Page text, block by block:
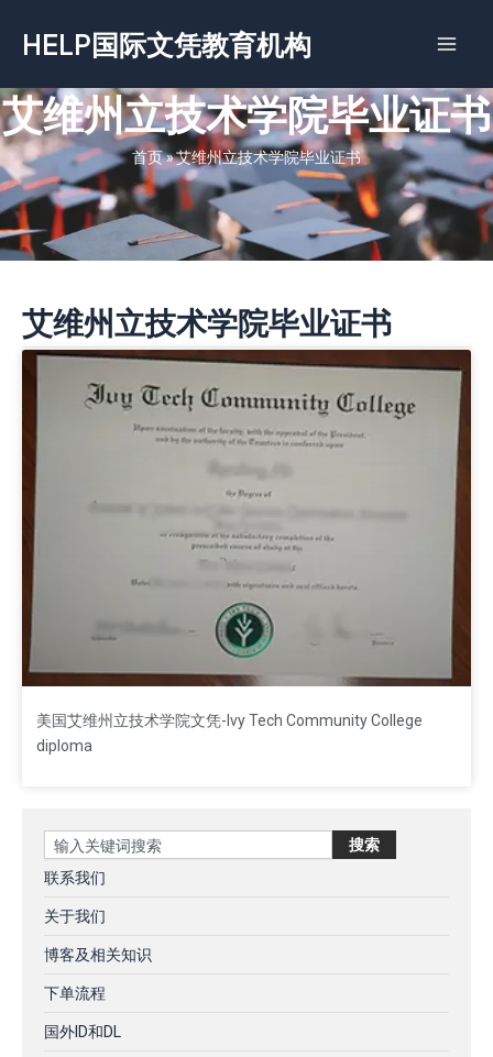
容
HELP国际文凭教育机构
艾维州立技术学院毕业证书
首页»艾维州立技术学院毕业证书
艾维州立技术学院毕业证书
美国艾维州立技术学院文凭-Ivy Tech Community College
diploma
Search 搜索
联系我们
关于我们
博客及相关知识
下单流程
国外ID和DL